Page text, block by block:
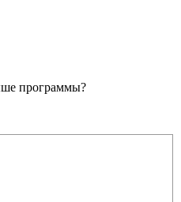
программы?